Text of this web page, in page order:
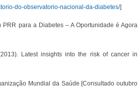
do-observatorio-nacional-da-diabetes/]
para a Diabetes – A Oportunidade é Agora
Latest insights into the risk of cancer in
Mundial da Saúde [Consultado outubro